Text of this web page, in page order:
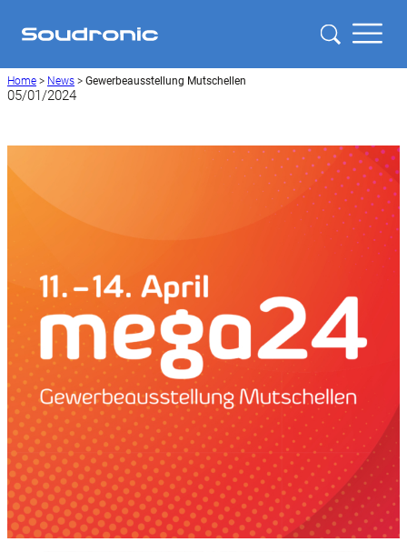
Home > News > Gewerbeausstellung Mutschellen
05/01/2024